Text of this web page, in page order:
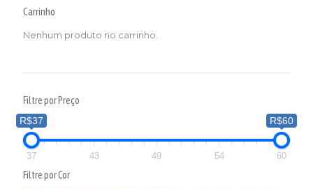
Carrinho
Nenhum produto no carrinho.
Filtre por Preço
R$37
R$60
37 43 49 54 60
Filtre por Cor